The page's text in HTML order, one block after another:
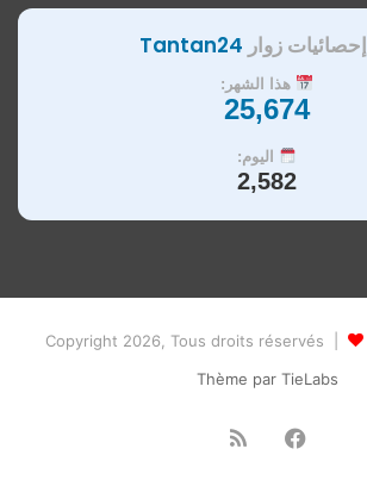
إحصائيات زوار Tantan24
هذا الشهر:
25,674
اليوم:
2,582
Thème par TieLabs
فيسبوكملخص